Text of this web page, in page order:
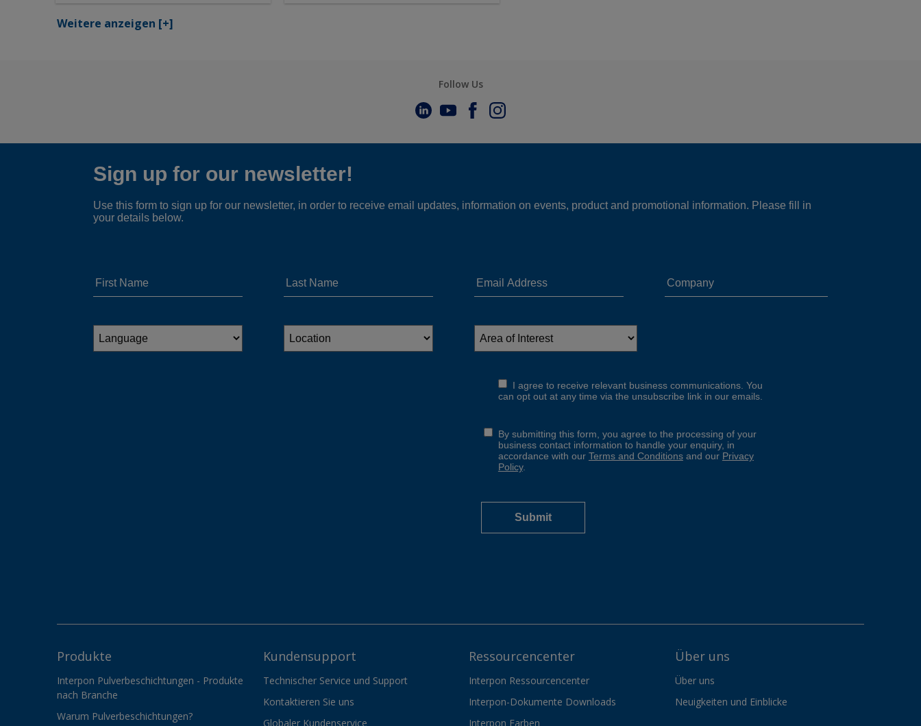
Weitere anzeigen [+]
Follow Us
Produkte
Interpon Pulverbeschichtungen - Produkte
nach Branche
Warum Pulverbeschichtungen?
Kundensupport
Technischer Service und Support
Kontaktieren Sie uns
Globaler Kundenservice
Ressourcencenter
Interpon Ressourcencenter
Interpon-Dokumente Downloads
Interpon Farben
Über uns
Über uns
Neuigkeiten und Einblicke